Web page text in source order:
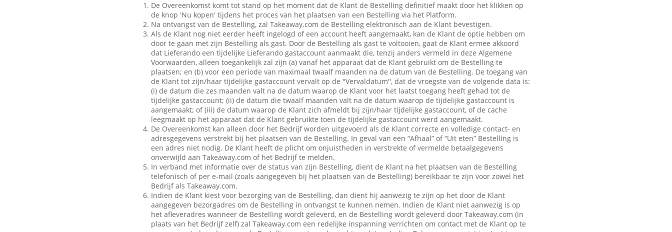
De Overeenkomst komt tot stand op het moment dat de Klant de Bestelling definitief maakt door het klikken op
de knop 'Nu kopen' tijdens het proces van het plaatsen van een Bestelling via het Platform.
Na ontvangst van de Bestelling, zal Takeaway.com de Bestelling elektronisch aan de Klant bevestigen.
Als de Klant nog niet eerder heeft ingelogd of een account heeft aangemaakt, kan de Klant de optie hebben om
door te gaan met zijn Bestelling als gast. Door de Bestelling als gast te voltooien, gaat de Klant ermee akkoord
dat Lieferando een tijdelijke Lieferando gastaccount aanmaakt die, tenzij anders vermeld in deze Algemene
Voorwaarden, alleen toegankelijk zal zijn (a) vanaf het apparaat dat de Klant gebruikt om de Bestelling te
plaatsen; en (b) voor een periode van maximaal twaalf maanden na de datum van de Bestelling. De toegang van
de Klant tot zijn/haar tijdelijke gastaccount vervalt op de ''Vervaldatum'', dat de vroegste van de volgende data is:
(i) de datum die zes maanden valt na de datum waarop de Klant voor het laatst toegang heeft gehad tot de
tijdelijke gastaccount; (ii) de datum die twaalf maanden valt na de datum waarop de tijdelijke gastaccount is
aangemaakt; of (iii) de datum waarop de Klant zich afmeldt bij zijn/haar tijdelijke gastaccount, of de cache
leegmaakt op het apparaat dat de Klant gebruikte toen de tijdelijke gastaccount werd aangemaakt.
De Overeenkomst kan alleen door het Bedrijf worden uitgevoerd als de Klant correcte en volledige contact- en
adresgegevens verstrekt bij het plaatsen van de Bestelling. In geval van een “Afhaal” of “Uit eten” Bestelling is
een adres niet nodig. De Klant heeft de plicht om onjuistheden in verstrekte of vermelde betaalgegevens
onverwijld aan Takeaway.com of het Bedrijf te melden.
In verband met informatie over de status van zijn Bestelling, dient de Klant na het plaatsen van de Bestelling
telefonisch of per e-mail (zoals aangegeven bij het plaatsen van de Bestelling) bereikbaar te zijn voor zowel het
Bedrijf als Takeaway.com.
Indien de Klant kiest voor bezorging van de Bestelling, dan dient hij aanwezig te zijn op het door de Klant
aangegeven bezorgadres om de Bestelling in ontvangst te kunnen nemen. Indien de Klant niet aanwezig is op
het afleveradres wanneer de Bestelling wordt geleverd, en de Bestelling wordt geleverd door Takeaway.com (in
plaats van het Bedrijf zelf) zal Takeaway.com een redelijke inspanning verrichten om contact met de Klant op te